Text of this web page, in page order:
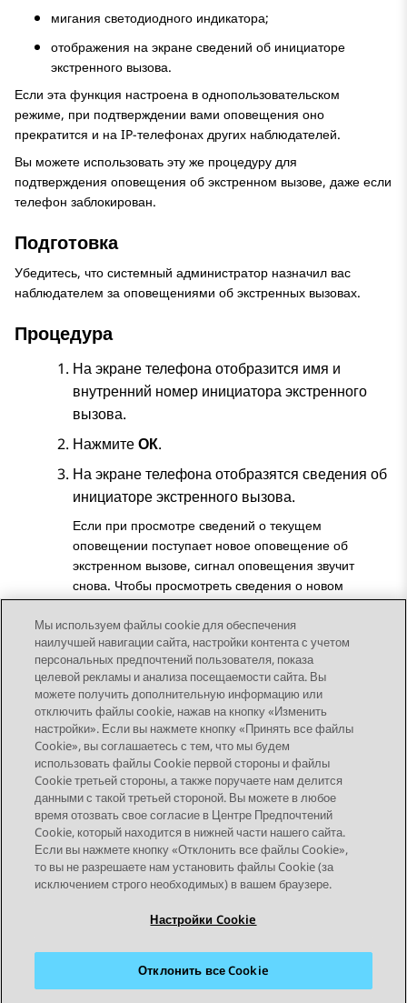
мигания светодиодного индикатора;
отображения на экране сведений об инициаторе
экстренного вызова.
Если эта функция настроена в однопользовательском
режиме, при подтверждении вами оповещения оно
прекратится и на IP-телефонах других наблюдателей.
Вы можете использовать эту же процедуру для
подтверждения оповещения об экстренном вызове, даже если
телефон заблокирован.
Подготовка
Убедитесь, что системный администратор назначил вас
наблюдателем за оповещениями об экстренных вызовах.
Процедура
На экране телефона отобразится имя и
внутренний номер инициатора экстренного
вызова.
НажмитеОК.
На экране телефона отобразятся сведения об
инициаторе экстренного вызова.
Если при просмотре сведений о текущем
оповещении поступает новое оповещение об
экстренном вызове, сигнал оповещения звучит
снова. Чтобы просмотреть сведения о новом
оповещении, нажмитеНазад.
Send Feedback
Topic navigation
Предыдущая тема Следующая тема
STAY CONNECTED
Условия использования
Конфиденциальность
Политика cookie
Мы используем файлы cookie для обеспечения
наилучшей навигации сайта, настройки контента с учетом
персональных предпочтений пользователя, показа
целевой рекламы и анализа посещаемости сайта. Вы
можете получить дополнительную информацию или
отключить файлы cookie, нажав на кнопку «Изменить
настройки». Если вы нажмете кнопку «Принять все файлы
Cookie», вы соглашаетесь с тем, что мы будем
использовать файлы Cookie первой стороны и файлы
Cookie третьей стороны, а также поручаете нам делится
данными с такой третьей стороной. Вы можете в любое
время отозвать свое согласие в Центре Предпочтений
Cookie, который находится в нижней части нашего сайта.
Если вы нажмете кнопку «Отклонить все файлы Cookie»,
то вы не разрешаете нам установить файлы Cookie (за
исключением строго необходимых) в вашем браузере.
Настройки Cookie
Отклонить все Cookie